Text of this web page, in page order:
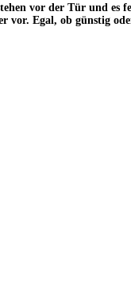
vor der Tür und es
vor. Egal, ob günstig